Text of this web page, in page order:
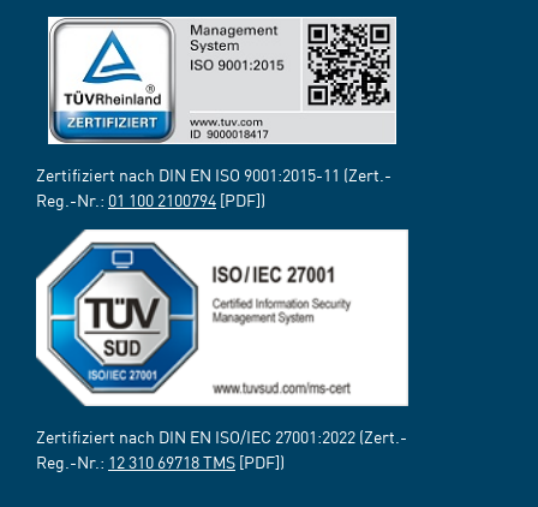
Zertifiziert nach DIN EN ISO 9001:2015-11 (Zert.-
Reg.-Nr.: 01 100 2100794 [PDF])
Zertifiziert nach DIN EN ISO/IEC 27001:2022 (Zert.-
Reg.-Nr.: 12 310 69718 TMS [PDF])